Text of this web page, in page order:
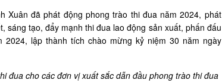
Xuân đã phát động phong trào thi đua năm 2024, phát
sáng tạo, đẩy mạnh thi đua lao động sản xuất, phấn đấu
2024, lập thành tích chào mừng kỷ niệm 30 năm ngày
đua cho các đơn vị xuất sắc dẫn đầu phong trào thi đua